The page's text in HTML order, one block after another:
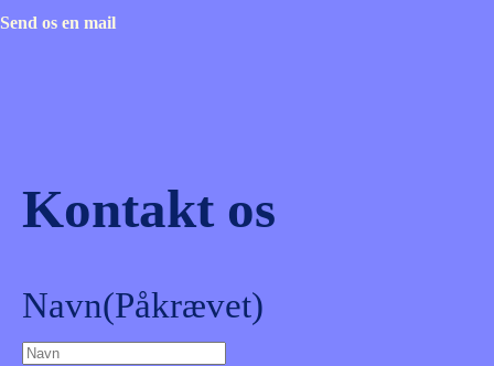
Send os en mail
Kontakt os
Navn(Påkrævet)